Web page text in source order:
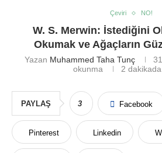
Çeviri NO!
W. S. Merwin: İstediğini
Okumak ve Ağaçların
Yazan Muhammed Taha Tunç
okunma
2
PAYLAŞ 3 Facebook
Pinterest Linkedin